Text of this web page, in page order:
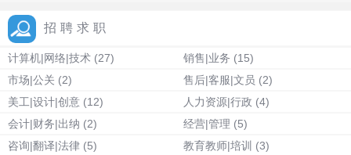
招聘求职
计算机|网络|技术 (27) 销售|业务 (15)
市场|公关 (2) 售后|客服|文员 (2)
美工|设计|创意 (12) 人力资源|行政 (4)
会计|财务|出纳 (2) 经营|管理 (5)
咨询|翻译|法律 (5) 教育教师|培训 (3)